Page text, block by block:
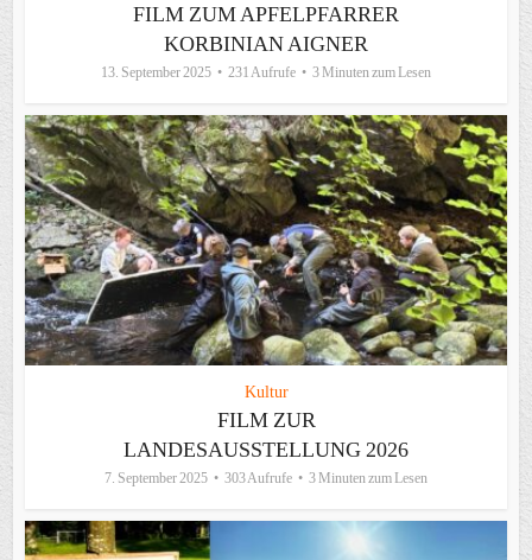
FILM ZUM APFELPFARRER
KORBINIAN AIGNER
13. September 2025 231 Aufrufe 3 Minuten zum Lesen
Kultur
FILM ZUR
LANDESAUSSTELLUNG 2026
7. September 2025 303 Aufrufe 3 Minuten zum Lesen